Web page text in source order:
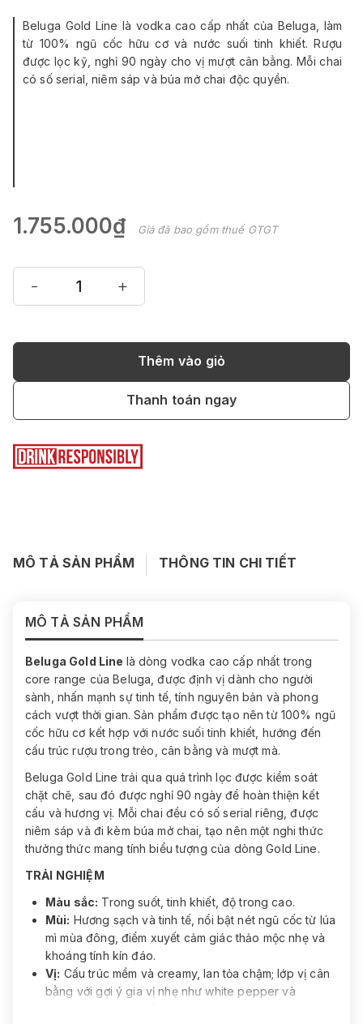
Beluga Gold Line là vodka cao cấp nhất của Beluga, làm
từ 100% ngũ cốc hữu cơ và nước suối tinh khiết. Rượu
được lọc kỹ, nghỉ 90 ngày cho vị mượt cân bằng. Mỗi chai
có số serial, niêm sáp và búa mở chai độc quyền.
1.755.000₫ Giá đã bao gồm thuế GTGT
- +
Thêm vào giỏ
Thanh toán ngay
MÔ TẢ SẢN PHẨM THÔNG TIN CHI TIẾT
MÔ TẢ SẢN PHẨM
Beluga Gold Line là dòng vodka cao cấp nhất trong
core range của Beluga, được định vị dành cho người
sành, nhấn mạnh sự tinh tế, tính nguyên bản và phong
cách vượt thời gian. Sản phẩm được tạo nên từ 100% ngũ
cốc hữu cơ kết hợp với nước suối tinh khiết, hướng đến
cấu trúc rượu trong trẻo, cân bằng và mượt mà.
Beluga Gold Line trải qua quá trình lọc được kiểm soát
chặt chẽ, sau đó được nghỉ 90 ngày để hoàn thiện kết
cấu và hương vị. Mỗi chai đều có số serial riêng, được
niêm sáp và đi kèm búa mở chai, tạo nên một nghi thức
thưởng thức mang tính biểu tượng của dòng Gold Line.
TRẢI NGHIỆM
Màu sắc: Trong suốt, tinh khiết, độ trong cao.
Mùi: Hương sạch và tinh tế, nổi bật nét ngũ cốc từ lúa
mì mùa đông, điểm xuyết cảm giác thảo mộc nhẹ và
khoáng tính kín đáo.
Vị: Cấu trúc mềm và creamy, lan tỏa chậm; lớp vị cân
bằng với gợi ý gia vị nhẹ như white pepper và